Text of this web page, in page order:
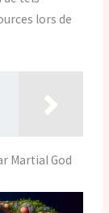
lors de
Martial God